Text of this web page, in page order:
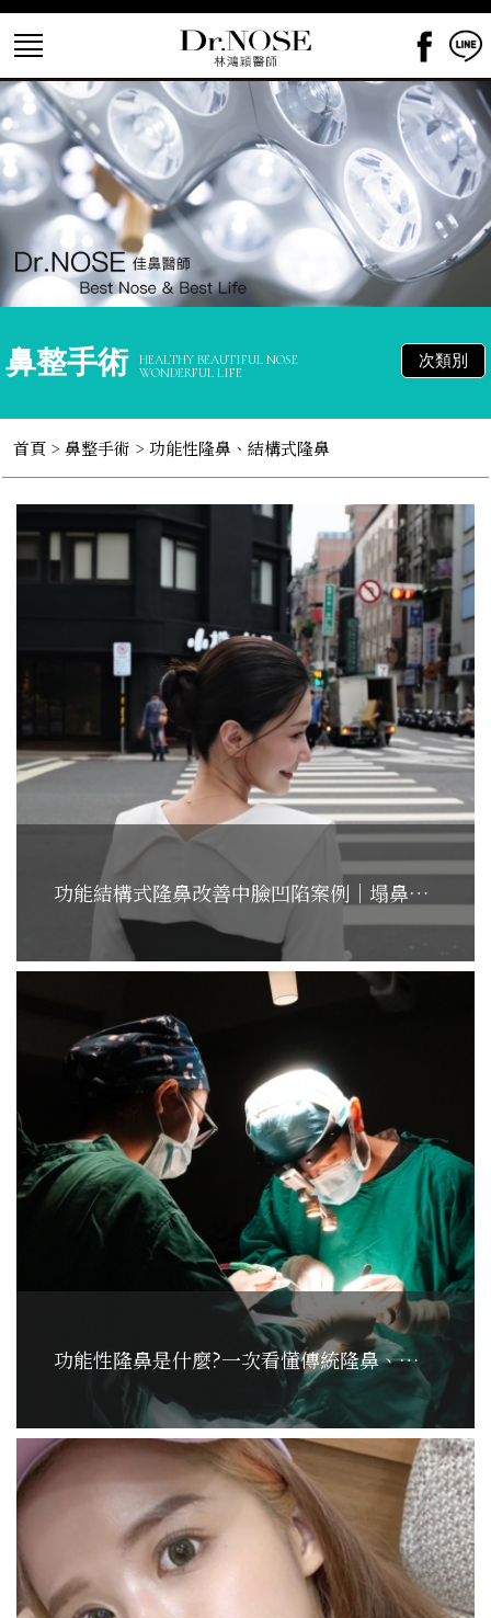
鼻整手術
HEALTHY BEAUTIFUL NOSE
WONDERFUL LIFE
次類別
首頁 >鼻整手術 > 功能性隆鼻、結構式隆鼻
功能結構式隆鼻改善中臉凹陷案例｜塌鼻、嘴凸與呼吸問題一次改善...
功能性隆鼻是什麼?一次看懂傳統隆鼻、韓式隆鼻、結構式隆鼻與多...